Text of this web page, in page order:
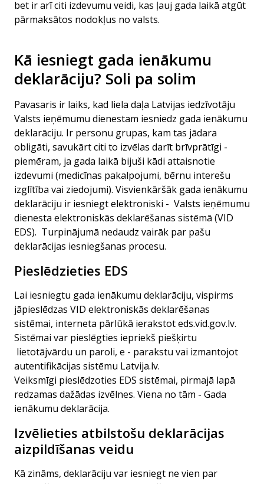
bet ir arī citi izdevumu veidi, kas ļauj gada laikā atgūt
pārmaksātos nodokļus no valsts.
Kā iesniegt gada ienākumu
deklarāciju? Soli pa solim
Pavasaris ir laiks, kad liela daļa Latvijas iedzīvotāju
Valsts ieņēmumu dienestam iesniedz gada ienākumu
deklarāciju. Ir personu grupas, kam tas jādara
obligāti, savukārt citi to izvēlas darīt brīvprātīgi -
piemēram, ja gada laikā bijuši kādi attaisnotie
izdevumi (medicīnas pakalpojumi, bērnu interešu
izglītība vai ziedojumi). Visvienkāršāk gada ienākumu
deklarāciju ir iesniegt elektroniski - Valsts ieņēmumu
dienesta elektroniskās deklarēšanas sistēmā (VID
EDS). Turpinājumā nedaudz vairāk par pašu
deklarācijas iesniegšanas procesu.
Pieslēdzieties EDS
Lai iesniegtu gada ienākumu deklarāciju, vispirms
jāpieslēdzas VID elektroniskās deklarēšanas
sistēmai, interneta pārlūkā ierakstoteds.vid.gov.lv.
Sistēmai var pieslēgties iepriekš piešķirtu
lietotājvārdu un paroli, e - parakstu vai izmantojot
autentifikācijas sistēmu Latvija.lv.
Veiksmīgi pieslēdzoties EDS sistēmai, pirmajā lapā
redzamas dažādas izvēlnes. Viena no tām - Gada
ienākumu deklarācija.
Izvēlieties atbilstošu deklarācijas
aizpildīšanas veidu
Kā zināms, deklarāciju var iesniegt ne vien par